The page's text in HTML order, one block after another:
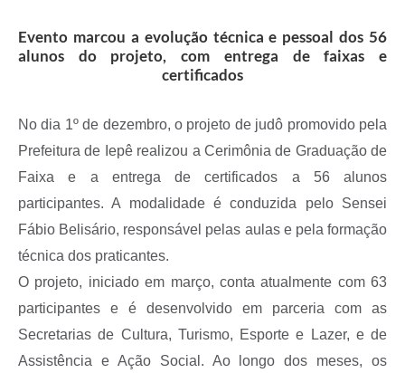
Evento marcou a evolução técnica e pessoal dos 56
alunos do projeto, com entrega de faixas e
certificados
No dia 1º de dezembro, o projeto de judô promovido pela
Prefeitura de Iepê realizou a Cerimônia de Graduação de
Faixa e a entrega de certificados a 56 alunos
participantes. A modalidade é conduzida pelo Sensei
Fábio Belisário, responsável pelas aulas e pela formação
técnica dos praticantes.
O projeto, iniciado em março, conta atualmente com 63
participantes e é desenvolvido em parceria com as
Secretarias de Cultura, Turismo, Esporte e Lazer, e de
Assistência e Ação Social. Ao longo dos meses, os